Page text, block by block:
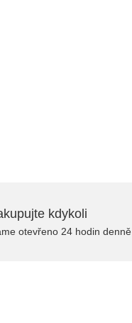
kdykoli
otevřeno 24 hodin denně